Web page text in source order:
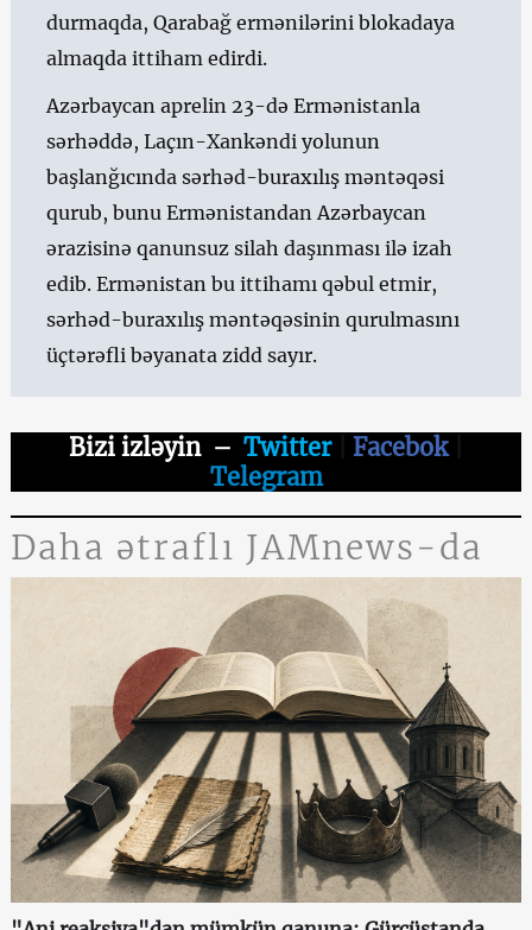
durmaqda, Qarabağ ermənilərini blokadaya
almaqda ittiham edirdi.
Azərbaycan aprelin 23-də Ermənistanla
sərhəddə, Laçın-Xankəndi yolunun
başlanğıcında sərhəd-buraxılış məntəqəsi
qurub, bunu Ermənistandan Azərbaycan
ərazisinə qanunsuz silah daşınması ilə izah
edib. Ermənistan bu ittihamı qəbul etmir,
sərhəd-buraxılış məntəqəsinin qurulmasını
üçtərəfli bəyanata zidd sayır.
Bizi izləyin– Twitter| Facebok
Telegram
Daha ətraflı JAMnews-da